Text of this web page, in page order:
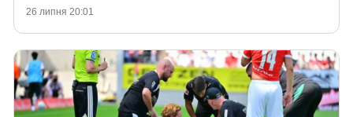
26 липня 20:01